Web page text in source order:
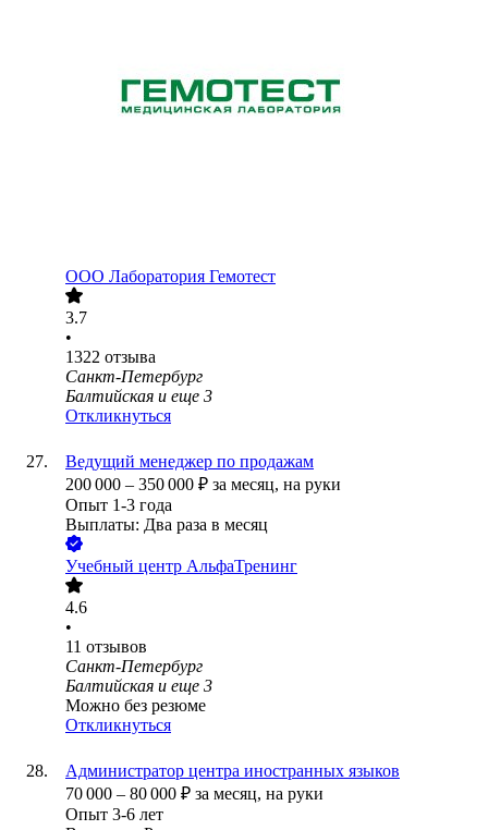
ООО Лаборатория Гемотест
3.7
•
1322 отзыва
Санкт-Петербург
Балтийская и еще 3
Откликнуться
Ведущий менеджер по продажам
200 000 – 350 000 ₽ за месяц, на руки
Опыт 1-3 года
Выплаты: Два раза в месяц
Учебный центр АльфаТренинг
4.6
•
11 отзывов
Санкт-Петербург
Балтийская и еще 3
Можно без резюме
Откликнуться
Администратор центра иностранных языков
70 000 – 80 000 ₽ за месяц, на руки
Опыт 3-6 лет